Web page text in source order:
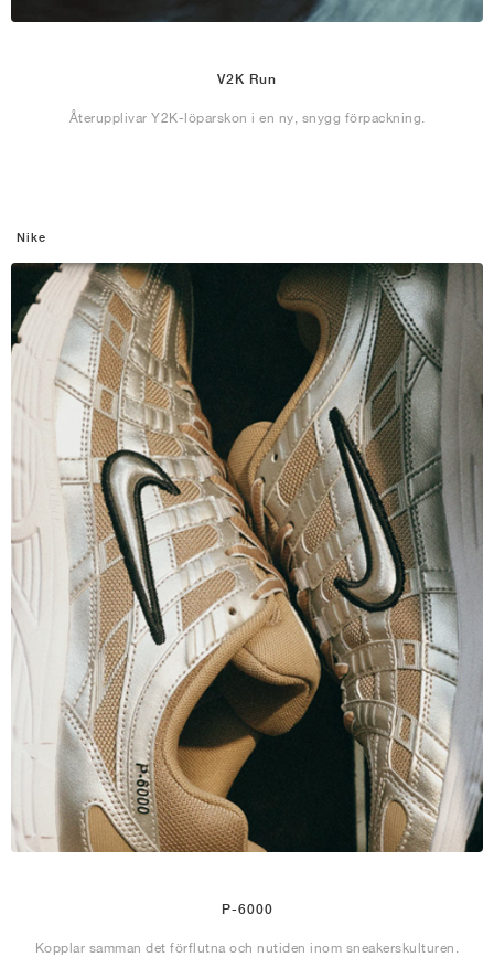
V2K Run
Återupplivar Y2K-löparskon i en ny, snygg förpackning.
Nike
P-6000
Kopplar samman det förflutna och nutiden inom sneakerskulturen.